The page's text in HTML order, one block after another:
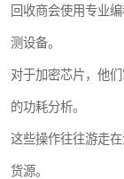
回收商会使用专业
测设备。
对于加密芯片，他
的功耗分析。
这些操作往往游走
货源。